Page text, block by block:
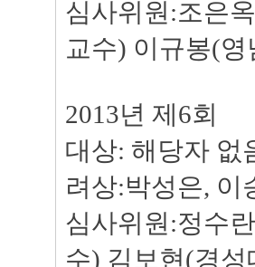
심사위원:조은
교수) 이규봉(
2013년 제6회
대상: 해당자 없
려상:박성은, 이
심사위원:정수
수) 김보현(경